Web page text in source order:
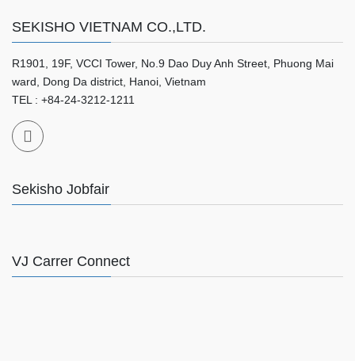
SEKISHO VIETNAM CO.,LTD.
R1901, 19F, VCCI Tower, No.9 Dao Duy Anh Street, Phuong Mai
ward, Dong Da district, Hanoi, Vietnam
TEL : +84-24-3212-1211
Sekisho Jobfair
VJ Carrer Connect